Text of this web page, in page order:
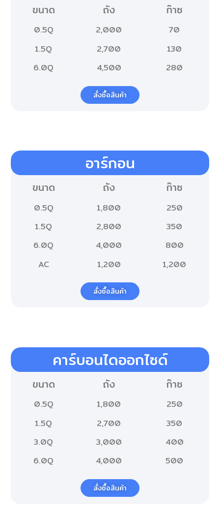
ขนาด
0.5Q
1.5Q
6.0Q
ถัง
2,000
2,700
4,500
ก๊าซ
70
130
280
สั่งซื้อสินค้า
อาร์กอน​
ขนาด
0.5Q
1.5Q
6.0Q
AC
ถัง
1,800
2,800
4,000
1,200
ก๊าซ
250
350
800
1,200
สั่งซื้อสินค้า
คาร์บอนไดออกไซด์
ขนาด
0.5Q
1.5Q
3.0Q
6.0Q
ถัง
1,800
2,700
3,000
4,000
ก๊าซ
250
350
400
500
สั่งซื้อสินค้า